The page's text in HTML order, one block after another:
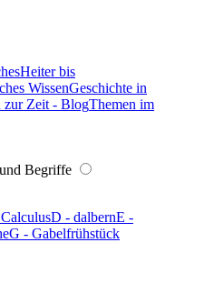
Heiter bis
WissenGeschichte in
zur Zeit - BlogThemen im
Begriffe
D - dalbernE -
G - Gabelfrühstück